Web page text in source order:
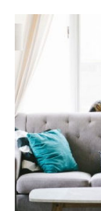
ספות
עבורכם, הוא
הספות שלהם.